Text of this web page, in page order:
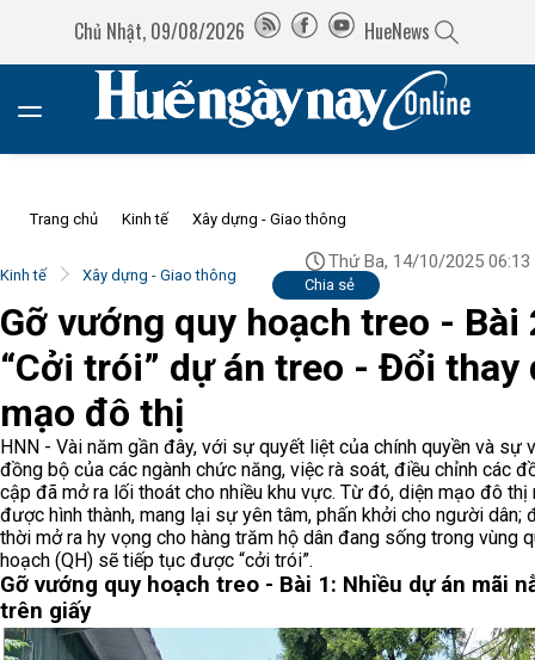
Chủ Nhật, 09/08/2026 HueNews
Trang chủ Kinh tế Xây dựng - Giao thông
Kinh tế Xây dựng - Giao thông
Thứ Ba, 14/10/2025 06:13
Chia sẻ
Gỡ vướng quy hoạch treo - Bài
“Cởi trói” dự án treo - Đổi thay
mạo đô thị
HNN - Vài năm gần đây, với sự quyết liệt của chính quyền và sự
đồng bộ của các ngành chức năng, việc rà soát, điều chỉnh các
cập đã mở ra lối thoát cho nhiều khu vực. Từ đó, diện mạo đô thị
được hình thành, mang lại sự yên tâm, phấn khởi cho người dân;
thời mở ra hy vọng cho hàng trăm hộ dân đang sống trong vùng
hoạch (QH) sẽ tiếp tục được “cởi trói”.
Gỡ vướng quy hoạch treo - Bài 1: Nhiều dự án mãi
trên giấy